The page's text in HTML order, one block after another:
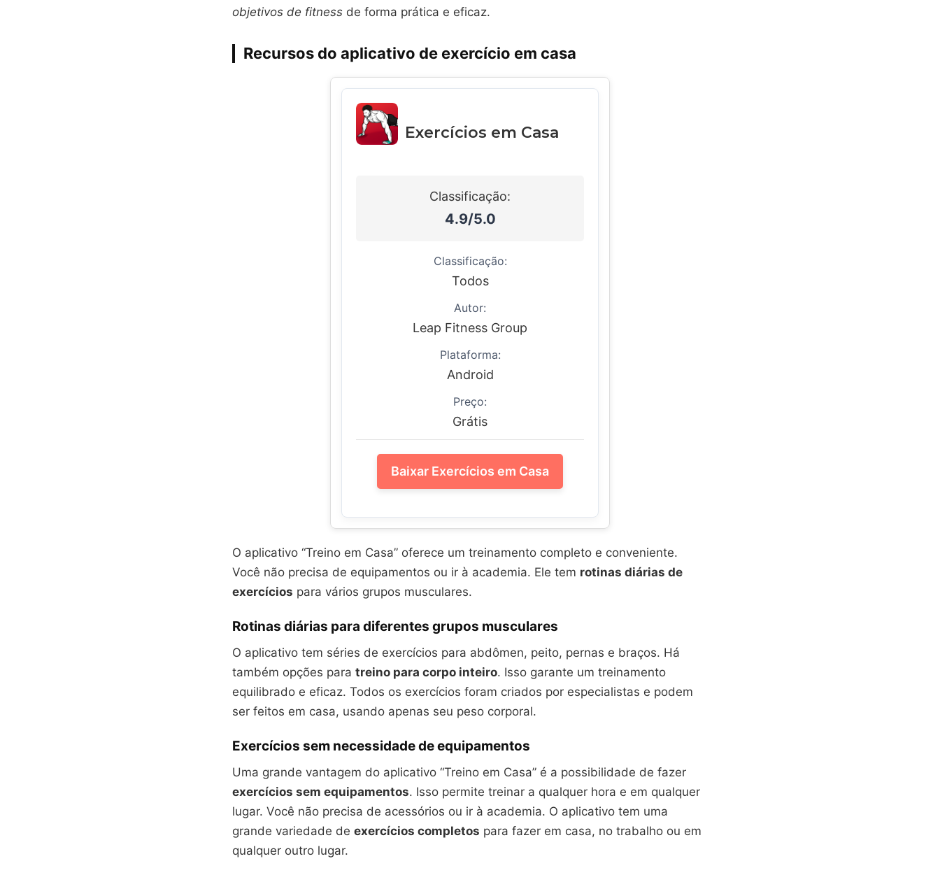
objetivos de fitness de forma prática e eficaz.
Recursos do aplicativo de exercício em casa
Exercícios em Casa
Classificação:
4.9/5.0
Classificação:
Todos
Autor:
Leap Fitness Group
Plataforma:
Android
Preço:
Grátis
Baixar Exercícios em Casa
O aplicativo “Treino em Casa” oferece um treinamento completo e conveniente.
Você não precisa de equipamentos ou ir à academia. Ele tem rotinas diárias de
exercícios para vários grupos musculares.
Rotinas diárias para diferentes grupos musculares
O aplicativo tem séries de exercícios para abdômen, peito, pernas e braços. Há
também opções para treino para corpo inteiro. Isso garante um treinamento
equilibrado e eficaz. Todos os exercícios foram criados por especialistas e podem
ser feitos em casa, usando apenas seu peso corporal.
Exercícios sem necessidade de equipamentos
Uma grande vantagem do aplicativo “Treino em Casa” é a possibilidade de fazer
exercícios sem equipamentos. Isso permite treinar a qualquer hora e em qualquer
lugar. Você não precisa de acessórios ou ir à academia. O aplicativo tem uma
grande variedade de exercícios completos para fazer em casa, no trabalho ou em
qualquer outro lugar.